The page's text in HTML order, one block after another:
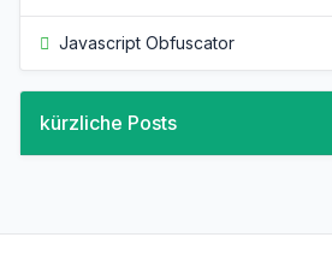
Javascript Obfuscator
kürzliche Posts